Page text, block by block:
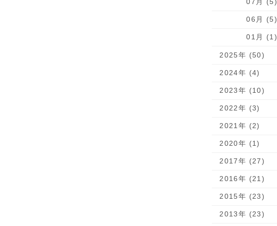
06月 (5)
01月 (1)
2025年 (50)
2024年 (4)
2023年 (10)
2022年 (3)
2021年 (2)
2020年 (1)
2017年 (27)
2016年 (21)
2015年 (23)
2013年 (23)